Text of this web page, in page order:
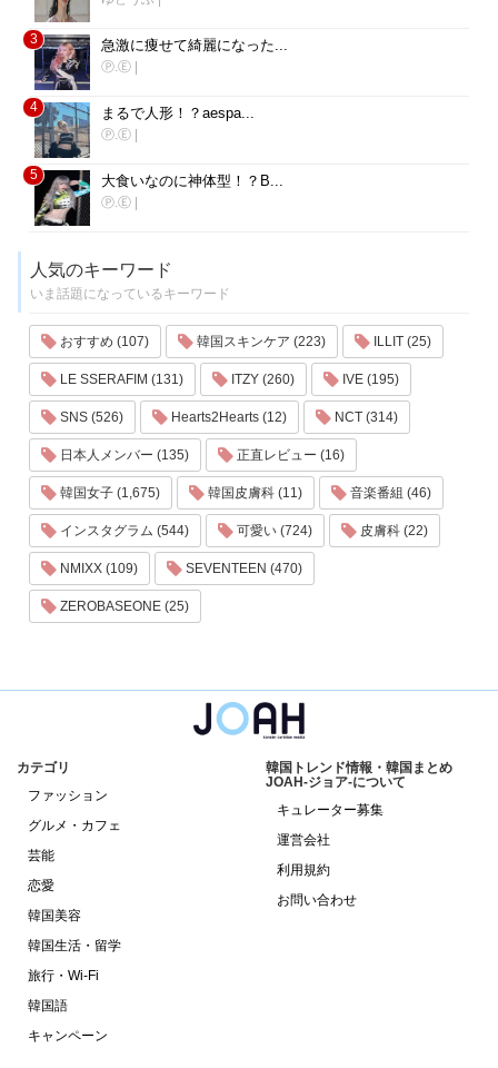
3 急激に痩せて綺麗になった...
Ⓟ.Ⓔ
4 まるで人形！？aespa...
Ⓟ.Ⓔ
5 大食いなのに神体型！？B...
Ⓟ.Ⓔ
人気のキーワード
いま話題になっているキーワード
おすすめ (107) 韓国スキンケア (223) ILLIT (25)
LE SSERAFIM (131) ITZY (260) IVE (195)
SNS (526) Hearts2Hearts (12) NCT (314)
日本人メンバー (135) 正直レビュー (16)
韓国女子 (1,675) 韓国皮膚科 (11) 音楽番組 (46)
インスタグラム (544) 可愛い (724) 皮膚科 (22)
NMIXX (109) SEVENTEEN (470)
ZEROBASEONE (25)
カテゴリ
ファッション
グルメ・カフェ
芸能
恋愛
韓国美容
韓国生活・留学
旅行・Wi-Fi
韓国語
キャンペーン
韓国トレンド情報・韓国まとめ
JOAH-ジョア-について
キュレーター募集
運営会社
利用規約
お問い合わせ